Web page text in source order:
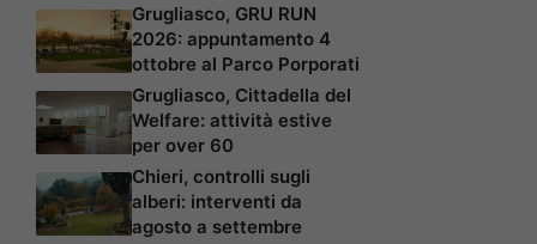
Grugliasco, GRU RUN
2026: appuntamento 4
ottobre al Parco Porporati
Grugliasco, Cittadella del
Welfare: attività estive
per over 60
Chieri, controlli sugli
alberi: interventi da
agosto a settembre